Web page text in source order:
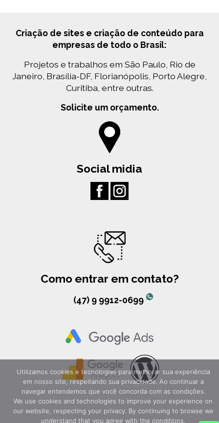
Criação de sites e criação de conteúdo para
empresas de todo o Brasil:
Projetos e trabalhos em São Paulo, Rio de
Janeiro, Brasília-DF, Florianópolis, Porto Alegre,
Curitiba, entre outras.
Solicite um orçamento.
Social midia
Como entrar em contato?
(47) 9 9912-0699
Utilizamos cookies e tecnologias para melhorar sua experiência
em nosso site, respeitando sua privacidade. Ao continuar a
navegar entendemos que você concorda com as condições.
We use cookies and technologies to improve your experience on
our website, respecting your privacy. By continuing to browse we
understand that you agree with the conditions.